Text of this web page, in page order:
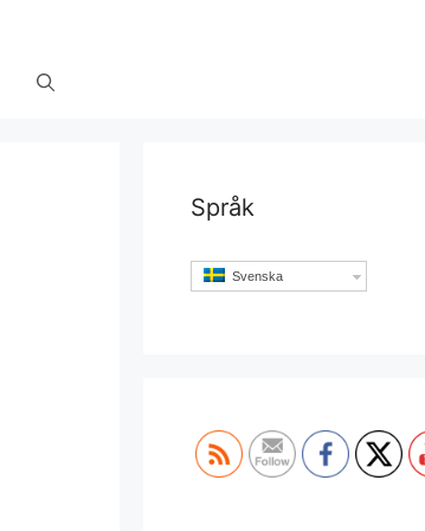
Språk
Svenska